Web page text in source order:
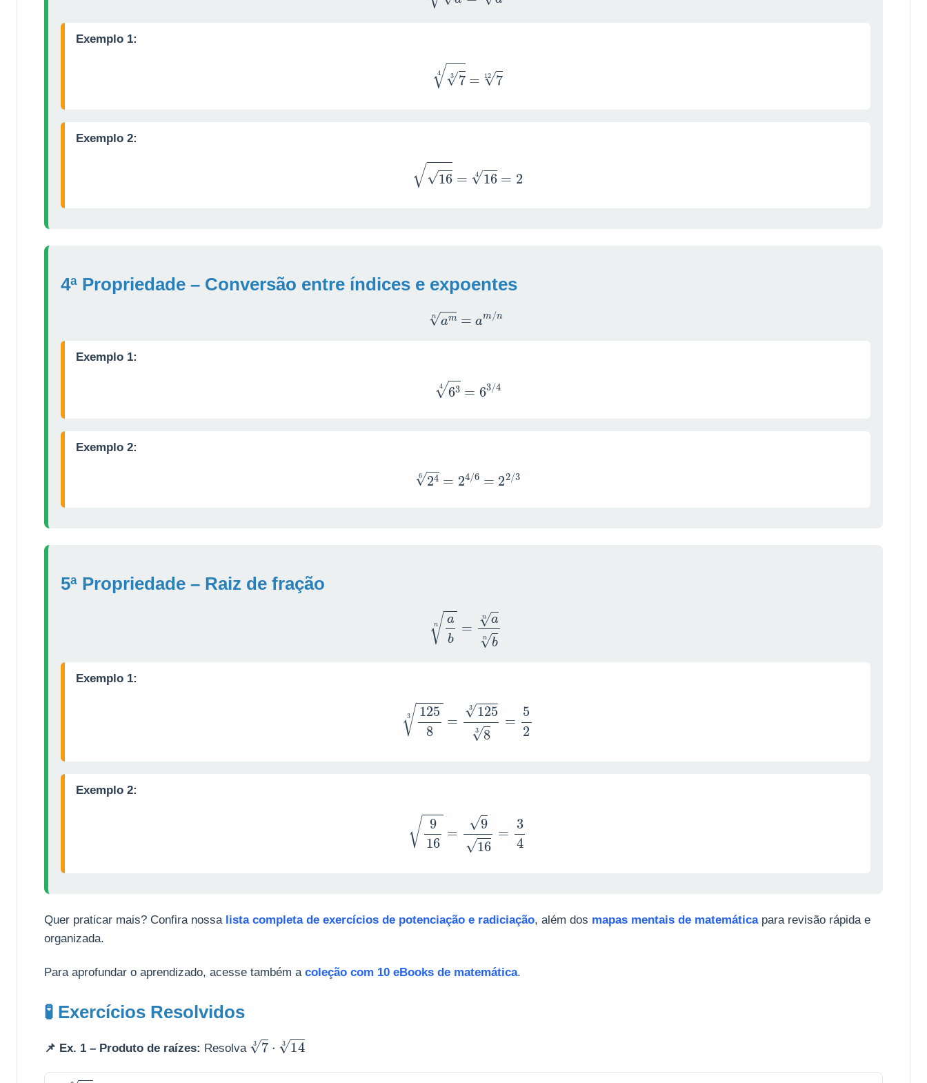
Exemplo 1:
734=
Exemplo 2:
16=
4ª Propriedade – Conversão entre índices e expoentes
amn m/ n
Exemplo 1:
6 34 /4
Exemplo 2:
246 4/ 6= /3
5ª Propriedade – Raiz de fração
abn n
Exemplo 1:
12583 125383 2
Exemplo 2:
916 16=
Quer praticar mais? Confira nossa lista completa de exercícios de potenciação e radiciação, além dos mapas mentais de matemáticapara revisão rápida e
organizada.
Para aprofundar o aprendizado, acesse também a coleção com 10 eBooks de matemática.
🧪 Exercícios Resolvidos
📌 Ex. 1 – Produto de raízes: Resolva
73⋅ 143